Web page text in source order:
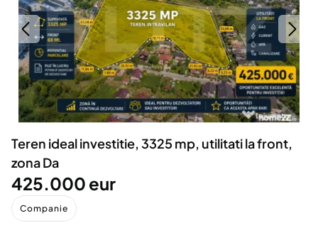
Servicii
Animale de companie
Afaceri și echipamente profesionale
Inchiriere Bunuri si Vehicule
Utilaje agricole si industriale
Piese auto si accesorii
Dacia Duster
Teren ideal investitie, 3325 mp, utilitati la front,
zona Da
425.000 eur
Companie